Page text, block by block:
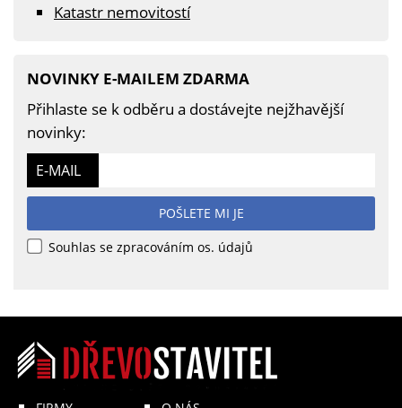
Katastr nemovitostí
NOVINKY E-MAILEM ZDARMA
Přihlaste se k odběru a dostávejte nejžhavější
novinky:
E-MAIL
POŠLETE MI JE
Souhlas se zpracováním os. údajů